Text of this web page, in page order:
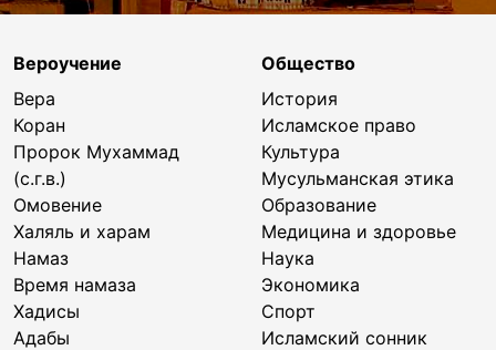
Вероучение
Вера
Коран
Пророк Мухаммад
(с.г.в.)
Омовение
Халяль и харам
Намаз
Время намаза
Хадисы
Адабы
Общество
История
Исламское право
Культура
Мусульманская этика
Образование
Медицина и здоровье
Наука
Экономика
Спорт
Исламский сонник